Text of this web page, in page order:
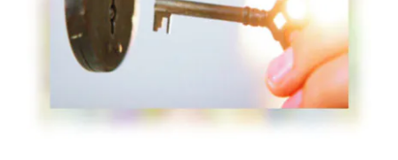
ნეიროფსიქოლოგიური სამსახურის სერვისები